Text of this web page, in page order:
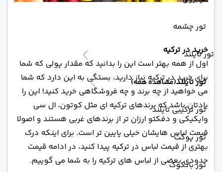
تور چشمه
تور تایلند
تور تایلند(مشاهده همه)
تور ترکیبی تایلند
تور پوکت
تور بانکوک
خرید در ترکیه
اول از همه بهتر است این را بدانید که مقدار پولی که شما
برای خرید در ترکیه نیاز دارید، بستگی به این دارد که شما
می خواهید از چه برند و چه فروشگاهی خرید کنید! این را
یادتان باشد که برندهای ترکیه ای مثل کوتون، ال سی
وایکیکی و دفکتو ارزان تر از برندهای غربی هستند و اصولا
قیمت لباس هایشان خیلی پایین تر است. برای اینکه درک
بهتری از قیمت لباس در ترکیه پیدا کنید، در ادامه قیمت
حدودی بعضی از لباس های ترکیه را به شما می گوییم.